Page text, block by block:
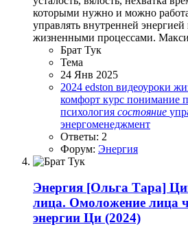
которыми нужно и можно
управлять внутренней энергией
жизненными процессами.
Брат Тук
Тема
24 Янв 2025
2024 edston видеоуроки
комфорт курс понимание
психология состояние
энергоменеджмент
Ответы: 2
Форум: Энергия
Энергия [Ольга Тара]
лица. Омоложение лица
энергии Ци (2024)